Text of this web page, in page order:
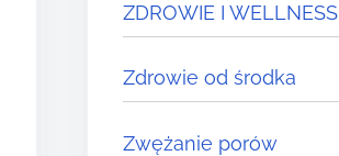
ZDROWIE I WELLNESS
Zdrowie od środka
Zwężanie porów